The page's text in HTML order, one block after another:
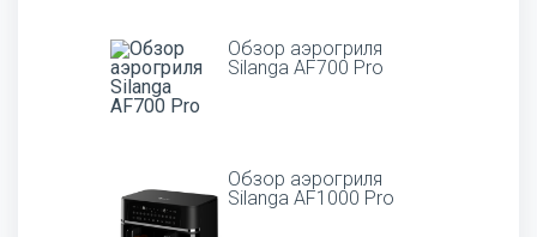
Обзор аэрогриля
Silanga AF700 Pro
Обзор аэрогриля
Silanga AF1000 Pro